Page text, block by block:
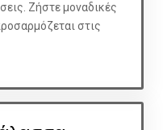
Ζήστε μοναδικές
στις